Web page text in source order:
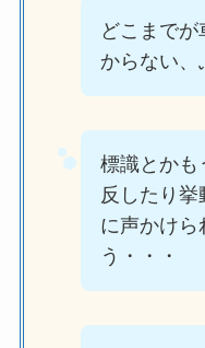
どこまで
からない、
標識とかも
反したり
に声かけら
う・・・